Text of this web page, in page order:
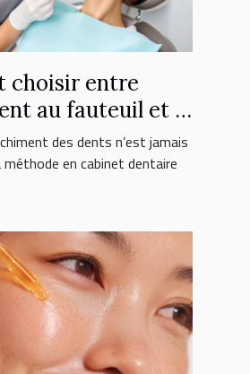
choisir entre
au fauteuil et à
des dents n’est jamais
méthode en cabinet dentaire